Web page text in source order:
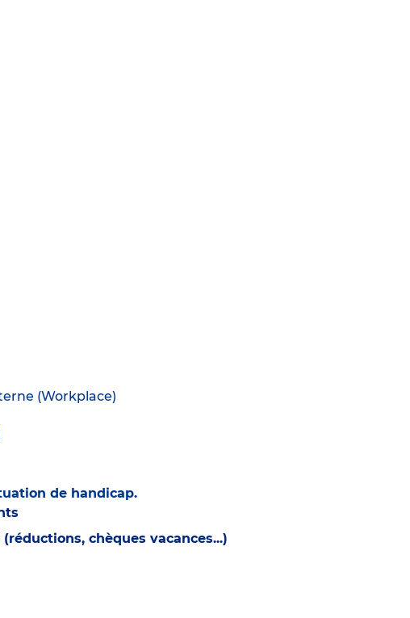
(Workplace)
de handicap.
(réductions, chèques vacances...)